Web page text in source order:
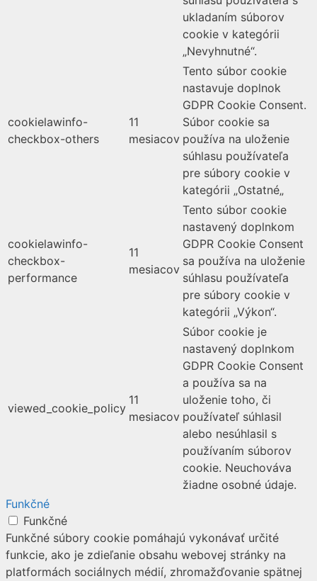
ukladaním súborov
cookie v kategórii
„Nevyhnutné“.
cookielawinfo-
checkbox-others
11
mesiacov
Tento súbor cookie
nastavuje doplnok
GDPR Cookie Consent.
Súbor cookie sa
používa na uloženie
súhlasu používateľa
pre súbory cookie v
kategórii „Ostatné„
cookielawinfo-
checkbox-
performance
11
mesiacov
Tento súbor cookie
nastavený doplnkom
GDPR Cookie Consent
sa používa na uloženie
súhlasu používateľa
pre súbory cookie v
kategórii „Výkon“.
viewed_cookie_policy
11
mesiacov
Súbor cookie je
nastavený doplnkom
GDPR Cookie Consent
a používa sa na
uloženie toho, či
používateľ súhlasil
alebo nesúhlasil s
používaním súborov
cookie. Neuchováva
žiadne osobné údaje.
Funkčné
Funkčné
Funkčné súbory cookie pomáhajú vykonávať určité
funkcie, ako je zdieľanie obsahu webovej stránky na
platformách sociálnych médií, zhromažďovanie spätnej